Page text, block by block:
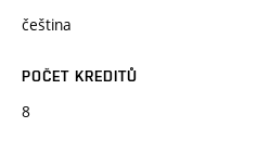
čeština
POČET KREDITŮ
8